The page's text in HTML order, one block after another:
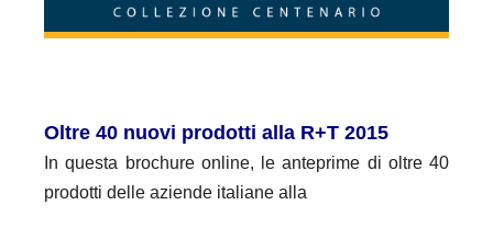
Oltre 40 nuovi prodotti alla R+T 2015
In questa brochure online, le anteprime di oltre 40
prodotti delle aziende italiane alla